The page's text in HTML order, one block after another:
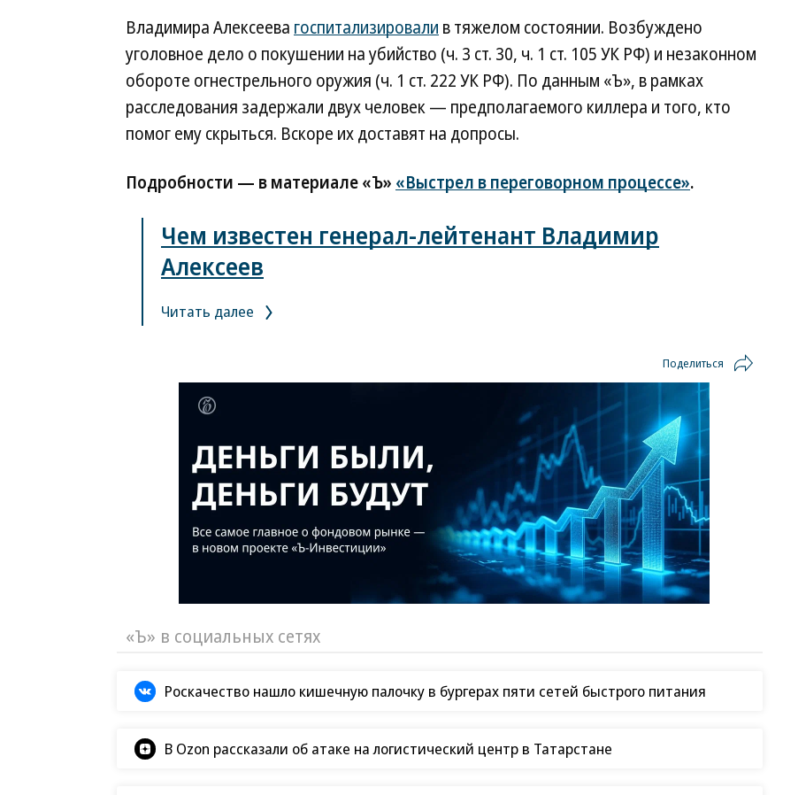
Владимира Алексеева госпитализировали в тяжелом состоянии. Возбуждено
уголовное дело о покушении на убийство (ч. 3 ст. 30, ч. 1 ст. 105 УК РФ) и незаконном
обороте огнестрельного оружия (ч. 1 ст. 222 УК РФ). По данным «Ъ», в рамках
расследования задержали двух человек — предполагаемого киллера и того, кто
помог ему скрыться. Вскоре их доставят на допросы.
Подробности — в материале «Ъ» «Выстрел в переговорном процессе».
Чем известен генерал-лейтенант Владимир
Алексеев
Читать далее
Поделиться
«Ъ» в социальных сетях
Роскачество нашло кишечную палочку в бургерах пяти сетей быстрого питания
В Ozon рассказали об атаке на логистический центр в Татарстане